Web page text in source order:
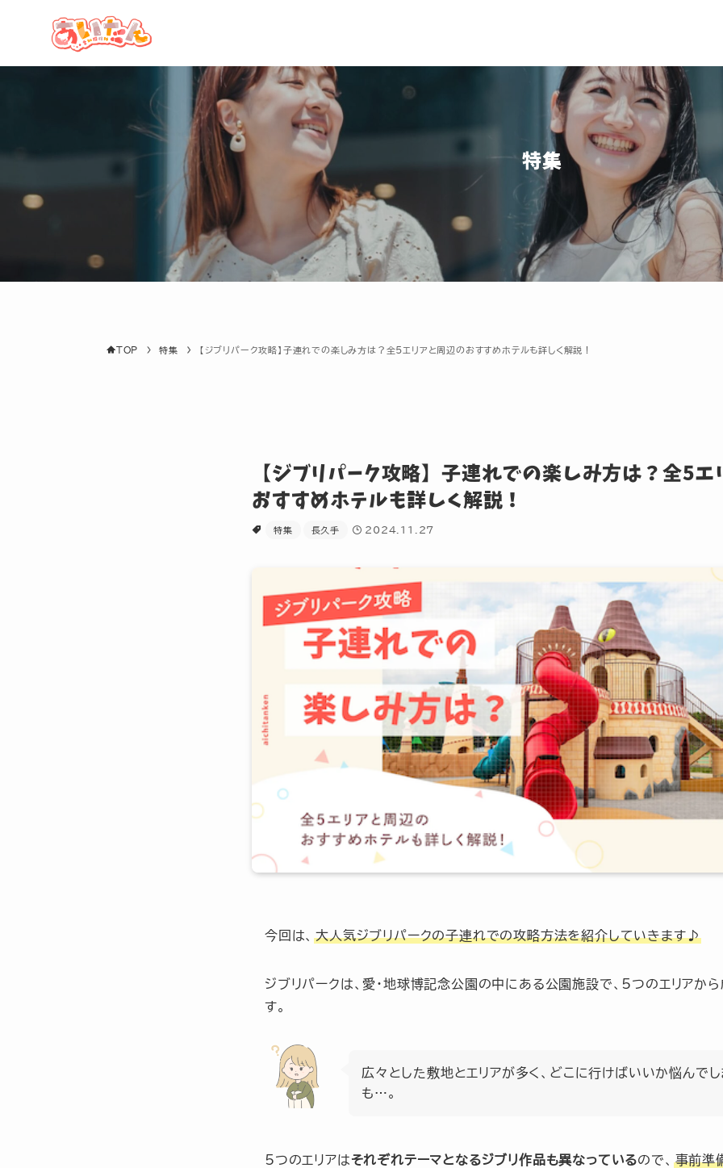
TOP
あいたんとは
グルメ・観光・イベントを
地図から探す
キーワードで探す
特集
プライバシーポリシー
広告協賛・タイアップご希望
の方へ
特集
TOP 特集 【ジブリパーク攻略】子連れでの楽しみ方は？全5エリアと周辺のおすすめホテルも詳しく解説！
【ジブリパーク攻略】子連れでの楽しみ方は？全5エ
おすすめホテルも詳しく解説！
特集 長久手 2024.11.27
今回は、大人気ジブリパークの子連れでの攻略方法を紹介していきます♪
ジブリパークは、愛・地球博記念公園の中にある公園施設で、5つのエリアか
す。
広々とした敷地とエリアが多く、どこに行けばいいか悩んで
も…。
5つのエリアはそれぞれテーマとなるジブリ作品も異なっているので、 事前準